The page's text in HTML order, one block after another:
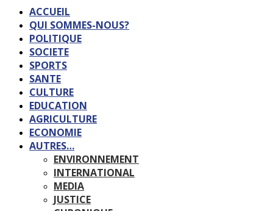
ACCUEIL
QUI SOMMES-NOUS?
POLITIQUE
SOCIETE
SPORTS
SANTE
CULTURE
EDUCATION
AGRICULTURE
ECONOMIE
AUTRES…
ENVIRONNEMENT
INTERNATIONAL
MEDIA
JUSTICE